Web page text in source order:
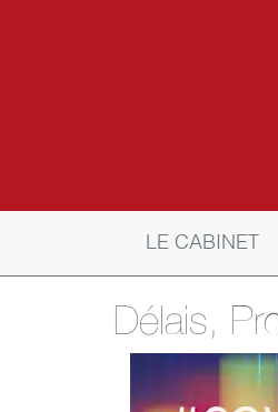
LE CABINET
Délais,